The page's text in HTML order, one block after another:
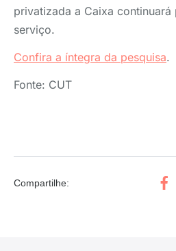
privatizada a Caixa
serviço.
Confira a íntegra da pesquisa.
Fonte: CUT
Compartilhe: